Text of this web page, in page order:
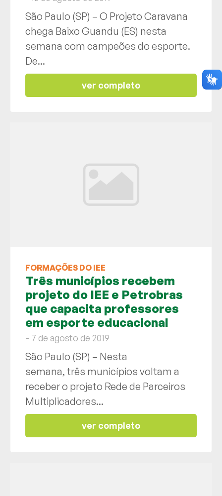
São Paulo (SP) – O Projeto Caravana
chega Baixo Guandu (ES) nesta
semana com campeões do esporte.
De...
ver completo
FORMAÇÕES DO IEE
Três municípios recebem
projeto do IEE e Petrobras
que capacita professores
em esporte educacional
- 7 de agosto de 2019
São Paulo (SP) – Nesta
semana, três municípios voltam a
receber o projeto Rede de Parceiros
Multiplicadores...
ver completo